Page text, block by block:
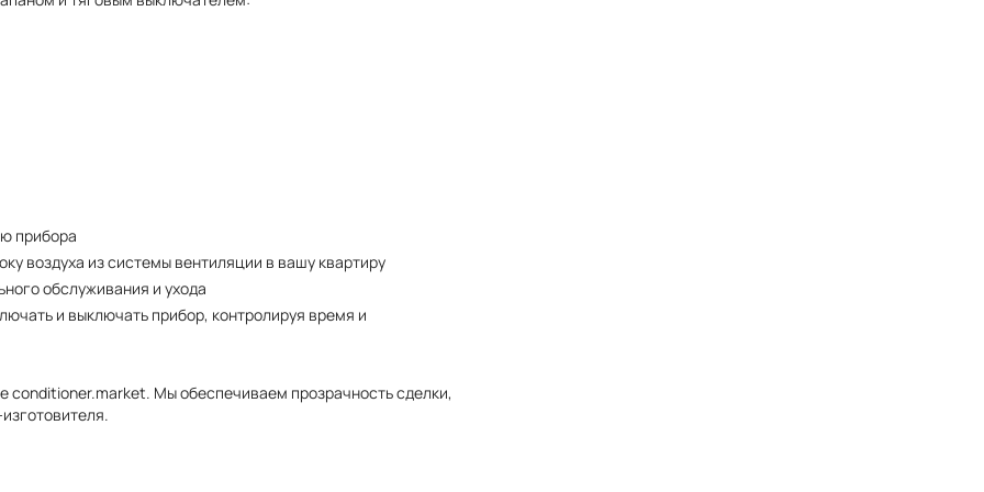
прибора
воздуха из системы вентиляции в вашу квартиру
обслуживания и ухода
и выключать прибор, контролируя время и
conditioner.market. Мы обеспечиваем прозрачность сделки,